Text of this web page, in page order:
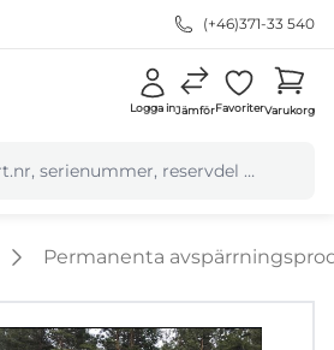
(+46)371-33 540
Logga inJämförFavoriterVarukorg
Permanenta